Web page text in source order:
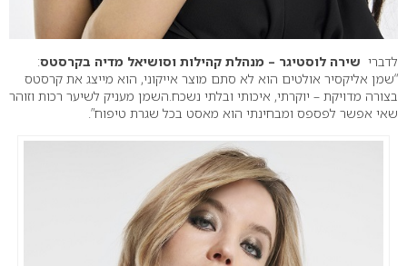
לדברי שירה לוסטיגר – מנהלת קהילות וסושיאל מדיה בקרסטס:
“שמן אליקסיר אולטים הוא לא סתם מוצר אייקוני, הוא מייצג את קרסטס
בצורה מדויקת – יוקרתי, איכותי ובלתי נשכח.השמן מעניק לשיער רכות וזוהר
שאי אפשר לפספס ומבחינתי הוא מאסט בכל שגרת טיפוח”.